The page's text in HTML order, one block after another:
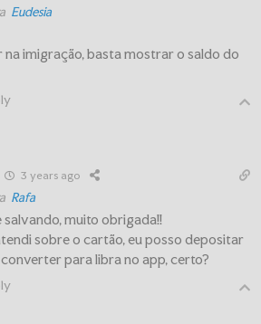
Eudesia
na imigração, basta mostrar o saldo do
3 years ago
Rafa
salvando, muito obrigada!!
sobre o cartão, eu posso depositar
para libra no app, certo?